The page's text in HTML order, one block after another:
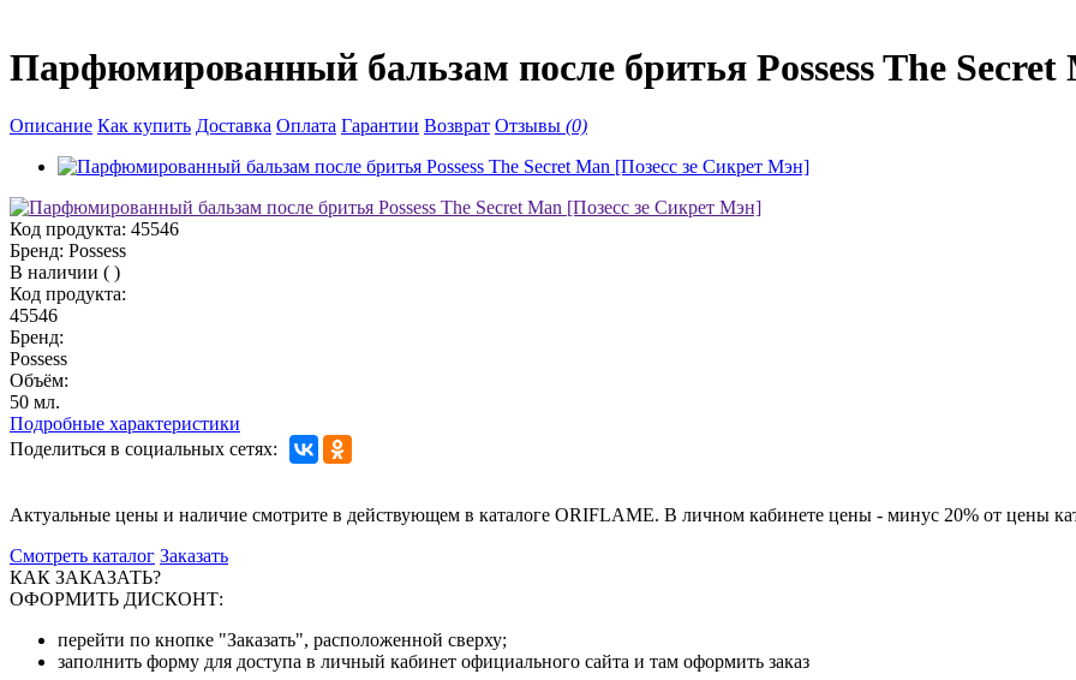
Парфюмированный бальзам после бритья Possess The
Описание Как купить Доставка Оплата Гарантии Возврат Отзывы (0)
Код продукта: 45546
Бренд: Possess
В наличии ( )
Код продукта:
45546
Бренд:
Possess
Объём:
50 мл.
Подробные характеристики
Поделиться в социальных сетях:
Актуальные цены и наличие смотрите в действующем в каталоге ORIFLAME. В личном кабинете цены - минус 20% от цены
Смотреть каталог Заказать
КАК ЗАКАЗАТЬ?
ОФОРМИТЬ ДИСКОНТ:
перейти по кнопке "Заказать", расположенной сверху;
заполнить форму для доступа в личный кабинет официального сайта и там оформить заказ